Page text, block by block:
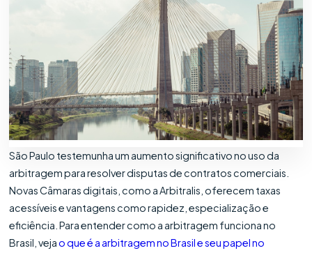
São Paulo testemunha um aumento significativo no uso da
arbitragem para resolver disputas de contratos comerciais.
Novas Câmaras digitais, como a Arbitralis, oferecem taxas
acessíveis e vantagens como rapidez, especialização e
eficiência. Para entender como a arbitragem funciona no
Brasil, vejao que é a arbitragem no Brasil e seu papel no